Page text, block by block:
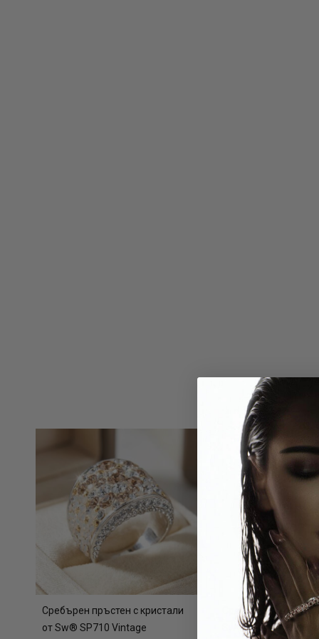
Сребърен пръстен с кристали
от Sw® SP710 Vintage
Сребърни обеци с
Sw® Celeste Deep